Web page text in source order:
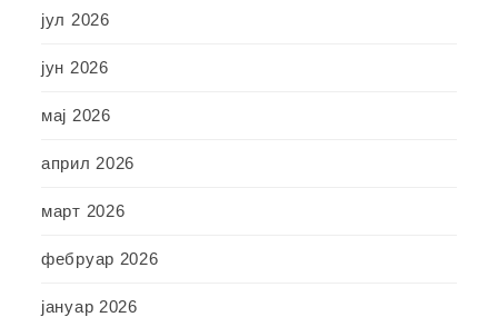
јул 2026
јун 2026
мај 2026
април 2026
март 2026
фебруар 2026
јануар 2026